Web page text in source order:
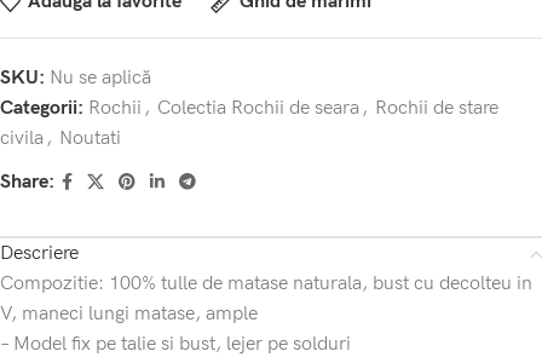
SKU: Nu se aplică
Categorii: Rochii , Colectia Rochii de seara , Rochii de stare
civila , Noutati
Share:
Descriere
Compozitie: 100% tulle de matase naturala, bust cu decolteu in
V, maneci lungi matase, ample
– Model fix pe talie si bust, lejer pe solduri